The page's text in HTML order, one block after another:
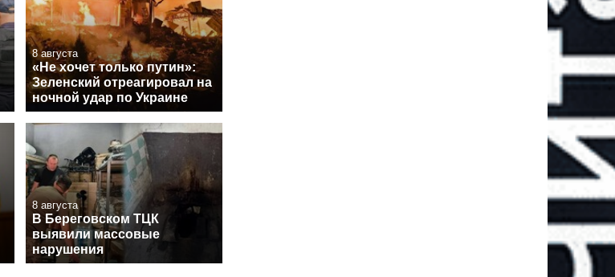
8 августа
«Не хочет только путин»:
Зеленский отреагировал на
ночной удар по Украине
8 августа
В Береговском ТЦК
выявили массовые
нарушения